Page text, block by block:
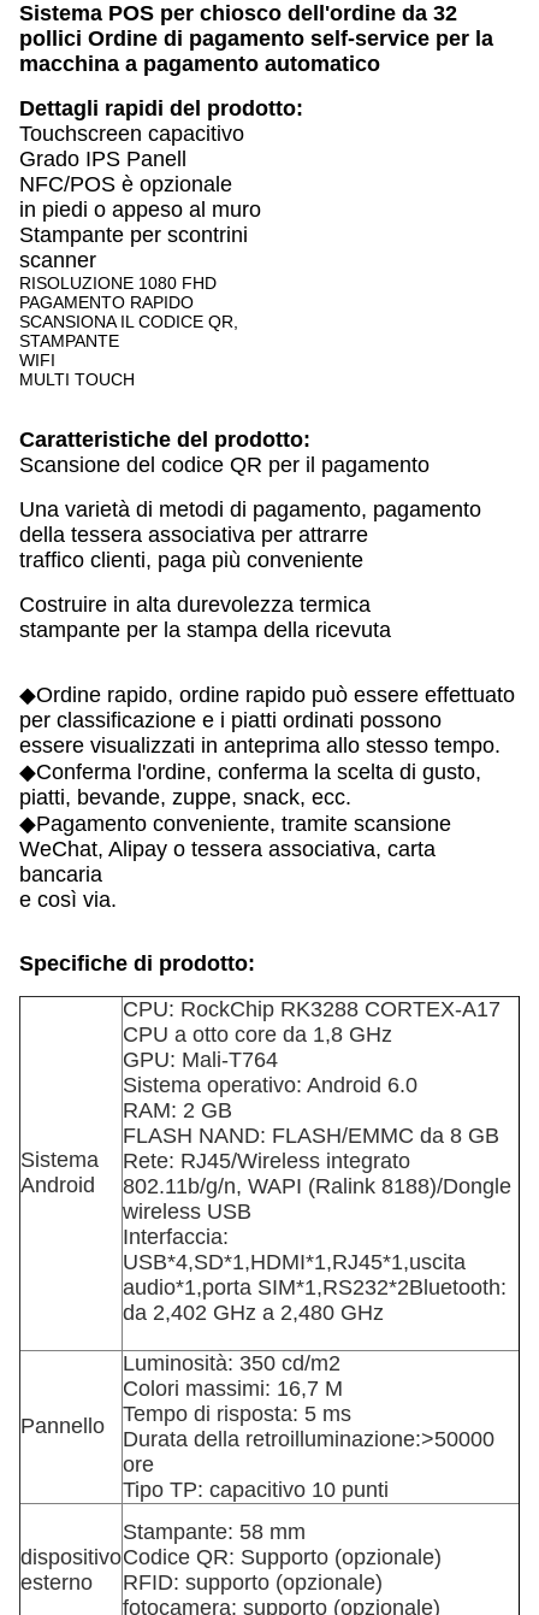
Sistema POS per chiosco dell'ordine da 32
pollici Ordine di pagamento self-service per la
macchina a pagamento automatico
Dettagli rapidi del prodotto:
Touchscreen capacitivo
Grado IPS Panell
NFC/POS è opzionale
in piedi o appeso al muro
Stampante per scontrini
scanner
RISOLUZIONE 1080 FHD
PAGAMENTO RAPIDO
SCANSIONA IL CODICE QR,
STAMPANTE
WIFI
MULTI TOUCH
Caratteristiche del prodotto:
Scansione del codice QR per il pagamento
Una varietà di metodi di pagamento, pagamento
della tessera associativa per attrarre
traffico clienti, paga più conveniente
Costruire in alta durevolezza termica
stampante per la stampa della ricevuta
◆Ordine rapido, ordine rapido può essere effettuato
per classificazione e i piatti ordinati possono
essere visualizzati in anteprima allo stesso tempo.
◆Conferma l'ordine, conferma la scelta di gusto,
piatti, bevande, zuppe, snack, ecc.
◆Pagamento conveniente, tramite scansione
WeChat, Alipay o tessera associativa, carta
bancaria
e così via.
Specifiche di prodotto:
Sistema
Android
CPU: RockChip RK3288 CORTEX-A17
CPU a otto core da 1,8 GHz
GPU: Mali-T764
Sistema operativo: Android 6.0
RAM: 2 GB
FLASH NAND: FLASH/EMMC da 8 GB
Rete: RJ45/Wireless integrato
802.11b/g/n, WAPI (Ralink 8188)/Dongle
wireless USB
Interfaccia:
USB*4,SD*1,HDMI*1,RJ45*1,uscita
audio*1,porta SIM*1,RS232*2Bluetooth:
da 2,402 GHz a 2,480 GHz
Pannello
Luminosità: 350 cd/m2
Colori massimi: 16,7 M
Tempo di risposta: 5 ms
Durata della retroilluminazione:>50000
ore
Tipo TP: capacitivo 10 punti
dispositivo
esterno
Stampante: 58 mm
Codice QR: Supporto (opzionale)
RFID: supporto (opzionale)
fotocamera: supporto (opzionale)